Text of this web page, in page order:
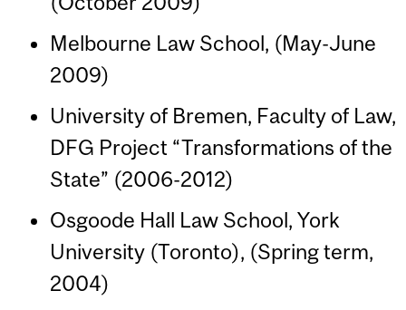
Melbourne Law School, (May-June
2009)
University of Bremen, Faculty of Law,
DFG Project “Transformations of the
State” (2006-2012)
Osgoode Hall Law School, York
University (Toronto), (Spring term,
2004)